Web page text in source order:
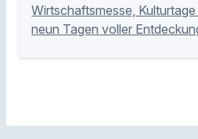
Wirtschaftsmesse,
neun Tagen voller